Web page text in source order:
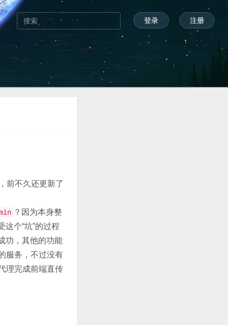
登录 注册
前不久还更新了
？因为本身整
个“坑”的过程
功，其他的功能
服务，不过没有
理完成前端直传